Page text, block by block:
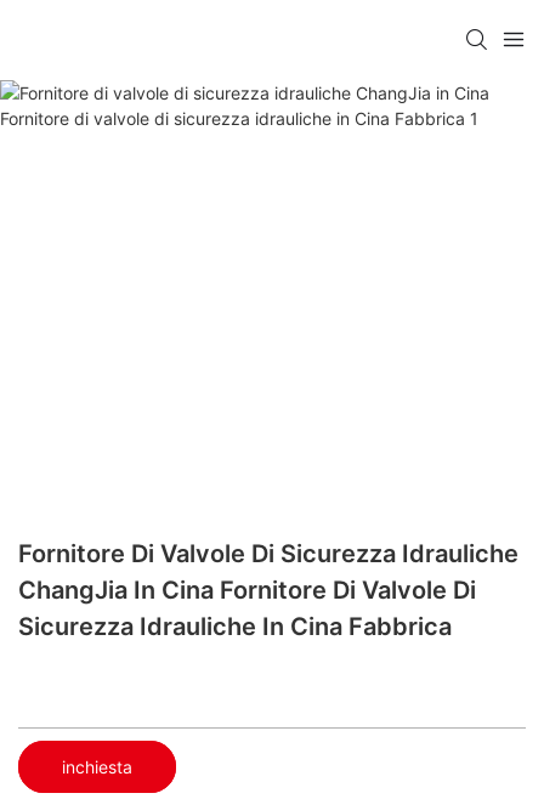
Fornitore Di Valvole Di Sicurezza Idrauliche
ChangJia In Cina Fornitore Di Valvole Di
Sicurezza Idrauliche In Cina Fabbrica
inchiesta